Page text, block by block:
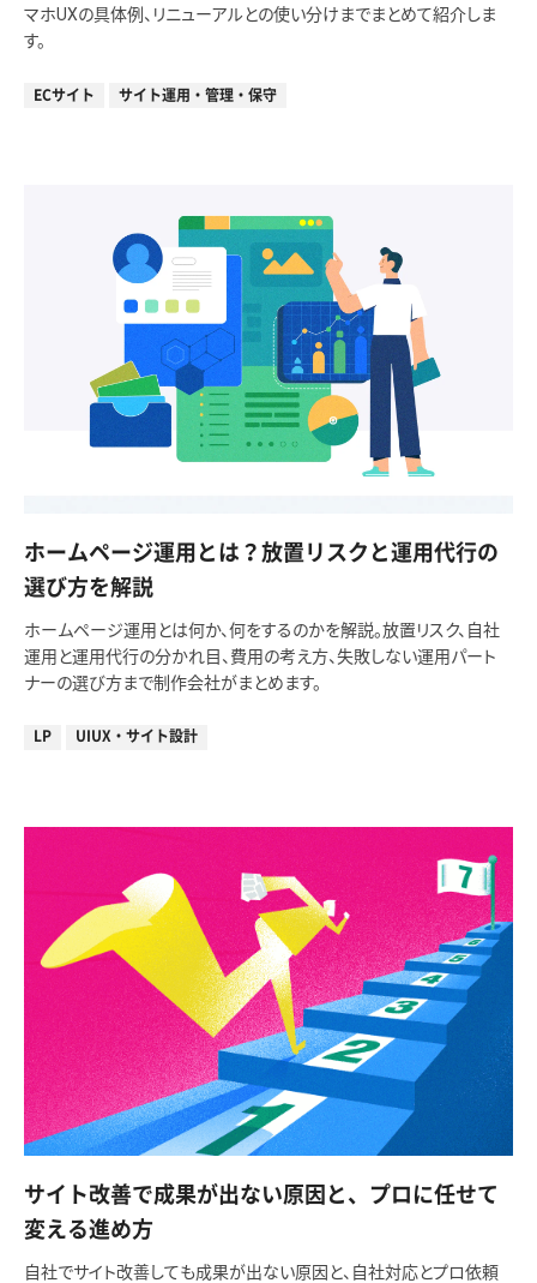
マホUXの具体例、リニューアルとの使い分けまでまとめて紹介しま
す。
ECサイト サイト運用・管理・保守
ホームページ運用とは？放置リスクと運用代行の
選び方を解説
ホームページ運用とは何か、何をするのかを解説。放置リスク、自社
運用と運用代行の分かれ目、費用の考え方、失敗しない運用パート
ナーの選び方まで制作会社がまとめます。
LP UIUX・サイト設計
サイト改善で成果が出ない原因と、プロに任せて
変える進め方
自社でサイト改善しても成果が出ない原因と、自社対応とプロ依頼